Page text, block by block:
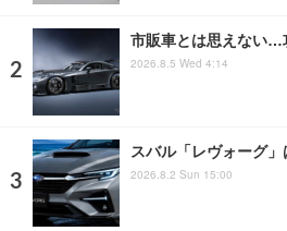
市販車とは思えない…
2026.8.5 Wed 4:14
スバル「レヴォーグ
2026.8.2 Sun 15:00